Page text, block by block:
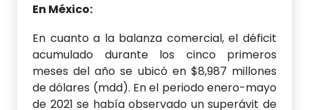
En México:
En cuanto a la balanza comercial, el déficit
acumulado durante los cinco primeros
meses del año se ubicó en $8,987 millones
de dólares (mdd). En el periodo enero-mayo
de 2021 se había observado un superávit de